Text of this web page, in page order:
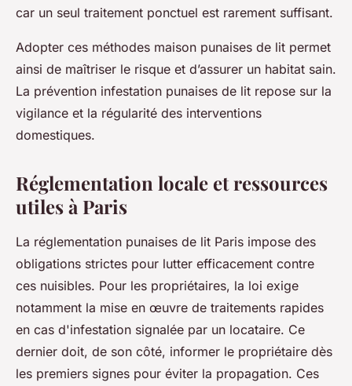
car un seul traitement ponctuel est rarement suffisant.
Adopter ces méthodes maison punaises de lit permet
ainsi de maîtriser le risque et d’assurer un habitat sain.
La prévention infestation punaises de lit repose sur la
vigilance et la régularité des interventions
domestiques.
Réglementation locale et ressources
utiles à Paris
La réglementation punaises de lit Paris impose des
obligations strictes pour lutter efficacement contre
ces nuisibles. Pour les propriétaires, la loi exige
notamment la mise en œuvre de traitements rapides
en cas d'infestation signalée par un locataire. Ce
dernier doit, de son côté, informer le propriétaire dès
les premiers signes pour éviter la propagation. Ces